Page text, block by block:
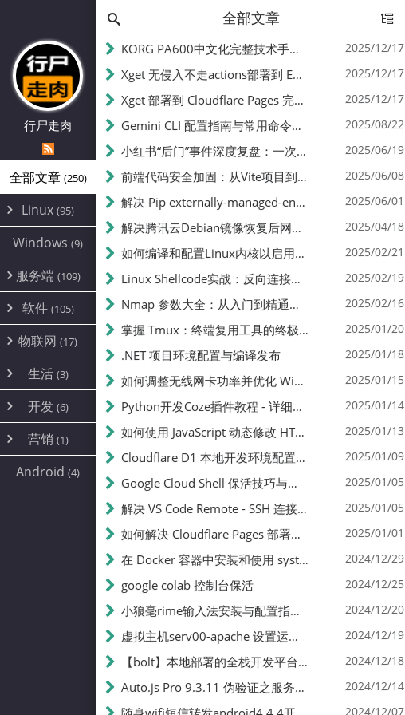
行尸走肉
全部文章 (250)
Linux (95)
Alpine
CentOS(17)
Debian(24)
ProxmoxVE
Ubuntu(7)
Windows (9)
服务端 (109)
环境配置
DD重装(3)
加速优化(34)
面板(12)
容器
游戏 (7)
饥荒(7)
云服务商(4)
WEB源码(6)
建站(5)
软件 (105)
安全(12)
办公(4)
图片 (2)
文件
系统 (35)
AI(10)
物联网 (17)
路由器
随身wifi(1)
mobile(14)
刷机
magisk
生活 (3)
线报
sim卡(1)
开发 (6)
编译
JavaScript(2)
python(2)
营销 (1)
公关(1)
SEO(1)
Android (4)
全部文章
KORG PA600中文化完整技术手册 - 从逆向到实现的全流程指南 2025/12/17
Xget 无侵入不走actions部署到 EdgeOne Pages 指南 2025/12/17
Xget 部署到 Cloudflare Pages 完整指南 - 无需修改源码的构建配置 2025/12/17
Gemini CLI 配置指南与常用命令中文翻译 | API Key、MCP、代理设置 2025/08/22
小红书“后门”事件深度复盘：一次沉默危机下的品牌、技术与流程三重考验 2025/06/19
前端代码安全加固：从Vite项目到纯静态页面的深度混淆技术备忘 2025/06/08
解决 Pip externally-managed-environment 错误：临时与永久绕过方案 2025/06/01
解决腾讯云Debian镜像恢复后网络不通问题 2025/04/18
如何编译和配置Linux内核以启用BBR2 | 内核编译教程 2025/02/21
Linux Shellcode实战：反向连接、持久化、免杀技术详解（MSF,Cobalt Strike）- 从原理到C加载器实现 2025/02/19
Nmap 参数大全：从入门到精通，掌握网络扫描的核心技巧 2025/02/16
掌握 Tmux：终端复用工具的终极指南 2025/01/20
.NET 项目环境配置与编译发布 2025/01/18
如何调整无线网卡功率并优化 Wifite 的功率设置 2025/01/15
Python开发Coze插件教程 - 详细步骤与注意事项 2025/01/14
如何使用 JavaScript 动态修改 HTML 中的权限文本 | 前端开发教程 2025/01/13
Cloudflare D1 本地开发环境配置指南 | CF Pages Local Development Guide 2025/01/09
Google Cloud Shell 保活技巧与配额时间查看方法 2025/01/05
解决 VS Code Remote - SSH 连接失败问题：从权限问题到成功启动 2025/01/05
如何解决 Cloudflare Pages 部署中的 API Token 权限问题 2025/01/01
在 Docker 容器中安装和使用 systemctl 的完整指南 2024/12/29
google colab 控制台保活 2024/12/25
小狼毫rime输入法安装与配置指南：从基础到高级自定义 2024/12/20
虚拟主机serv00-apache 设置运行目录 2024/12/19
【bolt】本地部署的全栈开发平台，支持本地及众多API，本地一键生成应用，部署教程 2024/12/18
Auto.js Pro 9.3.11 伪验证之服务器接口 Nginx 版 2024/12/14
2024/12/07
<
>